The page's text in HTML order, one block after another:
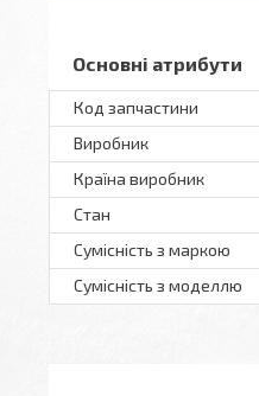
Основні атрибути
Код запчастини
Виробник
Країна виробник
Стан
Сумісність з маркою
Сумісність з моделлю